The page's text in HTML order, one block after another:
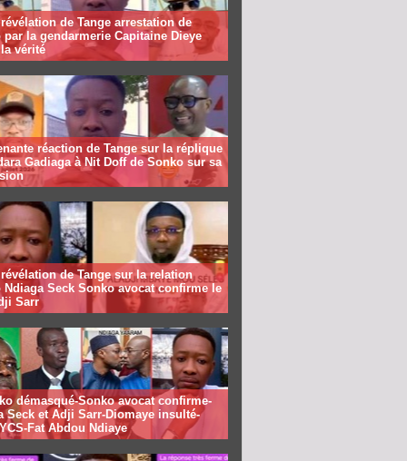
de Tange arrestation de
par la gendarmerie Capitaine Dieye
vérité
réaction de Tange sur la réplique
Gadiaga à Nit Doff de Sonko sur sa
de Tange sur la relation
Ndiaga Seck Sonko avocat confirme le
Sarr
démasqué-Sonko avocat confirme-
Seck et Adji Sarr-Diomaye insulté-
Fat Abdou Ndiaye